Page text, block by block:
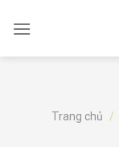
Trang chủ /